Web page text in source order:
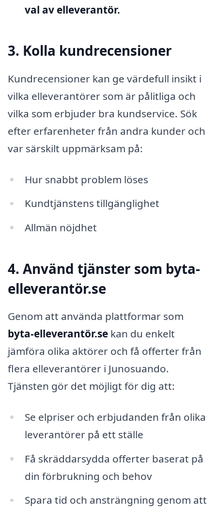
val av elleverantör.
3. Kolla kundrecensioner
Kundrecensioner kan ge värdefull insikt i
vilka elleverantörer som är pålitliga och
vilka som erbjuder bra kundservice. Sök
efter erfarenheter från andra kunder och
var särskilt uppmärksam på:
Hur snabbt problem löses
Kundtjänstens tillgänglighet
Allmän nöjdhet
4. Använd tjänster som byta-
elleverantör.se
Genom att använda plattformar som
byta-elleverantör.se kan du enkelt
jämföra olika aktörer och få offerter från
flera elleverantörer i Junosuando.
Tjänsten gör det möjligt för dig att:
Se elpriser och erbjudanden från olika
leverantörer på ett ställe
Få skräddarsydda offerter baserat på
din förbrukning och behov
Spara tid och ansträngning genom att